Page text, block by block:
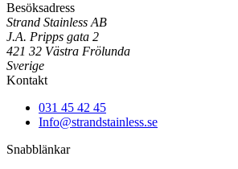
Besöksadress
Strand Stainless AB
J.A. Pripps gata 2
421 32 Västra Frölunda
Sverige
Kontakt
031 45 42 45
Info@strandstainless.se
Snabblänkar